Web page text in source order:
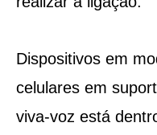
Dispositivos em
celulares em
viva-voz está